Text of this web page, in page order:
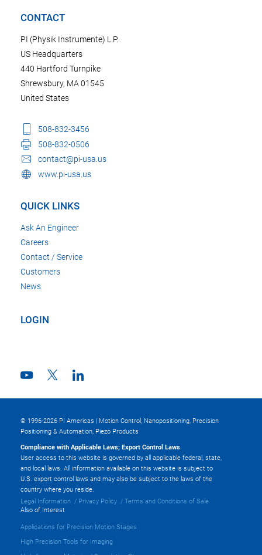
CONTACT
PI (Physik Instrumente) L.P.
US Headquarters
440 Hartford Turnpike
Shrewsbury, MA 01545
United States
508-832-3456
508-832-0506
contact@pi-usa.us
www.pi-usa.us
QUICK LINKS
Ask An Engineer
Careers
Contact / Service
Customers
News
LOGIN
© 1996-2026 PI Americas | Motion Control, Nanopositioning, Precision
Positioning & Automation, Piezo Products
Compliance with Applicable Laws; Export Control Laws
User access to this website is governed by all applicable federal, state,
and local laws. All information available on this website is subject to
U.S. export control laws and may also be subject to the laws of the
country where you reside.
Legal Information
Privacy Policy
Terms and Conditions of Sale
Also of Interest
Applications for Precision Motion Stages
High Precision Tools for Imaging